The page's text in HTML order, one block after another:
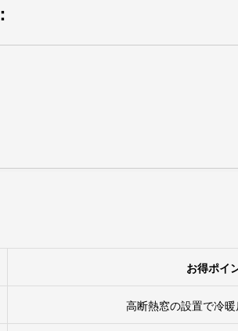
お得ポイ
高断熱窓の設置で冷